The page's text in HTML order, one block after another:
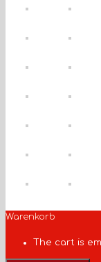
Warenkorb
The cart is